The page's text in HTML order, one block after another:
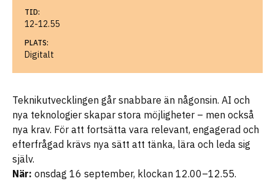
Teknikutvecklingen går snabbare än någonsin. AI och
nya teknologier skapar stora möjligheter – men också
nya krav. För att fortsätta vara relevant, engagerad och
efterfrågad krävs nya sätt att tänka, lära och leda sig
själv.
När: onsdag 16 september, klockan 12.00–12.55.
TID:
12-12.55
PLATS:
Digitalt